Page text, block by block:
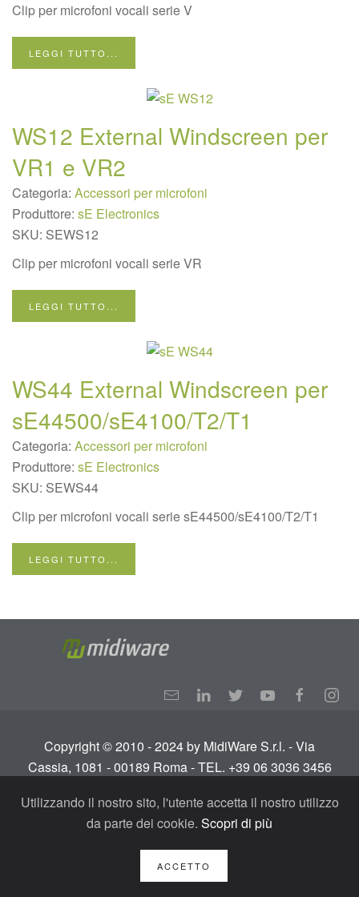
Clip per microfoni vocali serie V
LEGGI TUTTO...
WS12 External Windscreen per
VR1 e VR2
Categoria: Accessori per microfoni
Produttore: sE Electronics
SKU: SEWS12
Clip per microfoni vocali serie VR
LEGGI TUTTO...
WS44 External Windscreen per
sE44500/sE4100/T2/T1
Categoria: Accessori per microfoni
Produttore: sE Electronics
SKU: SEWS44
Clip per microfoni vocali serie sE44500/sE4100/T2/T1
LEGGI TUTTO...
Copyright © 2010 - 2024 by MidiWare S.r.l. - Via
Cassia, 1081 - 00189 Roma - TEL. +39 06 3036 3456
Tutti i diritti riservati.Termini e condizioni-Privacy
Policy - GDPR
Utilizzando il nostro sito, l'utente accetta il nostro utilizzo
da parte dei cookie. Scopri di più
ACCETTO